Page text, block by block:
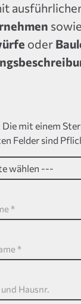
oder
Die mit einem
Felder sind
*
*
Hausnr.